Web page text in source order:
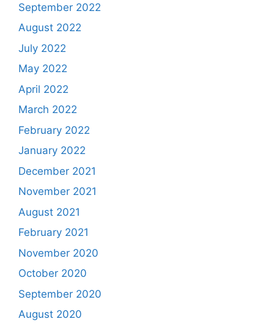
September 2022
August 2022
July 2022
May 2022
April 2022
March 2022
February 2022
January 2022
December 2021
November 2021
August 2021
February 2021
November 2020
October 2020
September 2020
August 2020